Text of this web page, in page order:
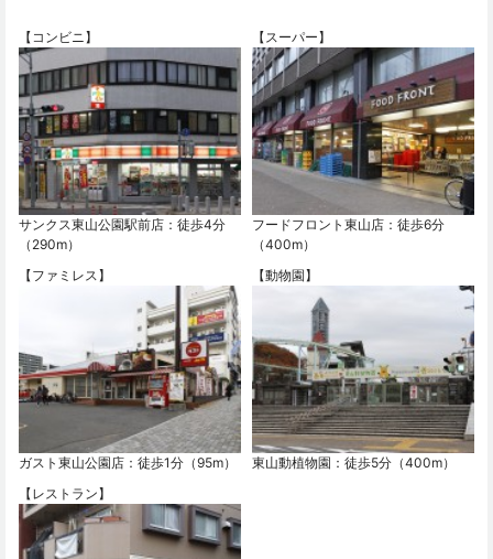
【コンビニ】
サンクス東山公園駅前店：徒歩4分
（290m）
【スーパー】
フードフロント東山店：徒歩6分
（400m）
【ファミレス】
ガスト東山公園店：徒歩1分（95m）
【動物園】
東山動植物園：徒歩5分（400m）
【レストラン】